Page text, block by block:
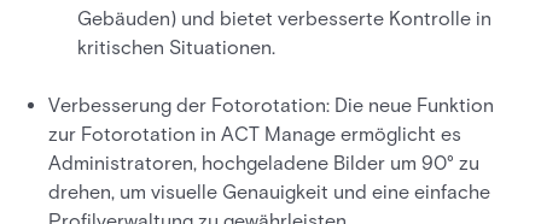
Gebäuden) und bietet verbesserte Kontrolle in
kritischen Situationen.
Verbesserung der Fotorotation: Die neue Funktion
zur Fotorotation in ACT Manage ermöglicht es
Administratoren, hochgeladene Bilder um 90° zu
drehen, um visuelle Genauigkeit und eine einfache